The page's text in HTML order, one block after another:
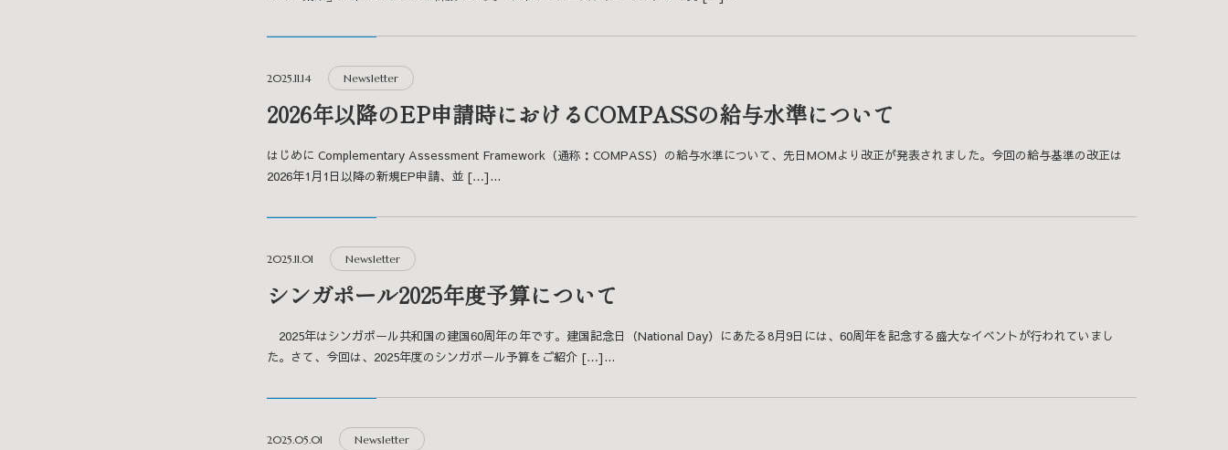
2025.11.14 Newsletter
2026年以降のEP申請時におけるCOMPASSの給与水準について
はじめに Complementary Assessment Framework（通称：COMPASS）の給与水準について、先日MOMより改正が発表されました。今回の給与基準の改正は
2026年1月1日以降の新規EP申請、並 […]...
2025.11.01 Newsletter
シンガポール2025年度予算について
2025年はシンガポール共和国の建国60周年の年です。建国記念日（National Day）にあたる8月9日には、60周年を記念する盛大なイベントが行われていまし
た。さて、今回は、2025年度のシンガポール予算をご紹介 […]...
2025.05.01 Newsletter